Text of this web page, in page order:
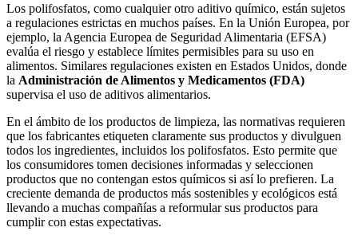
Los ⁢polifosfatos, como cualquier otro‍ aditivo químico, están sujetos⁤
a‍ regulaciones estrictas en​ muchos países. En ⁤la⁢ Unión Europea, por
ejemplo, la ⁢Agencia Europea de Seguridad Alimentaria (EFSA)
evalúa ⁢el riesgo ‍y establece límites permisibles para ⁢su uso en‌
alimentos. Similares regulaciones existen⁤ en Estados Unidos, donde
la Administración de Alimentos y Medicamentos (FDA)
supervisa el uso de​ aditivos‌ alimentarios.
En el ámbito‌ de ⁢los productos de limpieza, las normativas ‍requieren
que los fabricantes etiqueten​ claramente sus ​productos y divulguen
⁤todos los ingredientes, incluidos ‍los polifosfatos.⁢ Esto ​permite que
los ⁣consumidores tomen decisiones informadas y seleccionen
productos que no‌ contengan estos químicos si⁢ así lo prefieren. La
creciente ⁣demanda‌ de ⁢productos más sostenibles⁢ y ecológicos está
llevando ​a muchas compañías ​a reformular sus productos para
cumplir con estas expectativas.